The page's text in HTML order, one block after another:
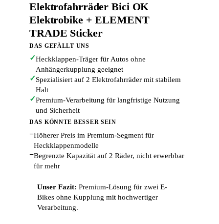
Elektrofahrräder Bici OK
Elektrobike + ELEMENT
TRADE Sticker
DAS GEFÄLLT UNS
✓Heckklappen-Träger für Autos ohne
Anhängerkupplung geeignet
✓Spezialisiert auf 2 Elektrofahrräder mit stabilem
Halt
✓Premium-Verarbeitung für langfristige Nutzung
und Sicherheit
DAS KÖNNTE BESSER SEIN
−Höherer Preis im Premium-Segment für
Heckklappenmodelle
−Begrenzte Kapazität auf 2 Räder, nicht erwerbbar
für mehr
Unser Fazit: Premium-Lösung für zwei E-
Bikes ohne Kupplung mit hochwertiger
Verarbeitung.